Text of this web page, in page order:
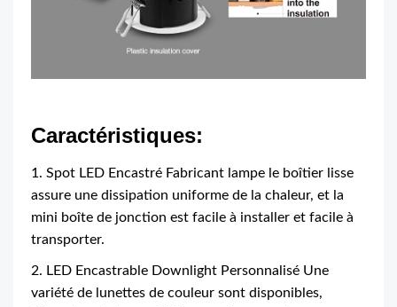
Caractéristiques:
1. Spot LED Encastré Fabricant lampe le boîtier lisse
assure une dissipation uniforme de la chaleur, et la
mini boîte de jonction est facile à installer et facile à
transporter.
2. LED Encastrable Downlight Personnalisé Une
variété de lunettes de couleur sont disponibles,